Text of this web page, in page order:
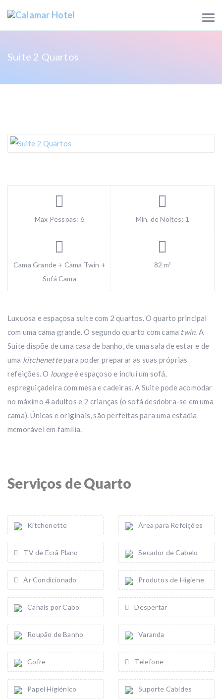
Suite 2 Quartos
Max Pessoas: 6 Min. de Noites: 1
Cama Grande + Cama Twin +
Sofá Cama
82 m²
Luxuosa e espaçosa suite com 2 quartos. O quarto principal
com uma cama grande. O segundo quarto com cama twin. A
Suite dispõe de uma casa de banho, de uma sala de estar e de
uma kitchenettepara poder preparar as suas próprias
refeições. O loungeé espaçoso e inclui um sofá,
espreguiçadeira com mesa e cadeiras. A Suite pode acomodar
no máximo 4 adultos e 2 crianças (o sofá desdobra-se em uma
cama). Únicas e originais, são perfeitas para uma estadia
memorável em família.
Serviços de Quarto
Kitchenette Área para Refeições
TV de Ecrã Plano Secador de Cabelo
Ar Condicionado Produtos de Higiene
Canais por Cabo Despertar
Roupão de Banho Varanda
Cofre Telefone
Papel Higiénico Suporte Cabides